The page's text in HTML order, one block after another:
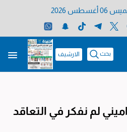
أغسطس 2026
بحث الارشيف
لم نفكر في التعاقد